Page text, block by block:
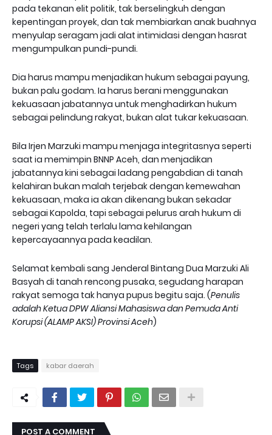
pada tekanan elit politik, tak berselingkuh dengan
kepentingan proyek, dan tak membiarkan anak buahnya
menyulap seragam jadi alat intimidasi dengan hasrat
mengumpulkan pundi-pundi.
Dia harus mampu menjadikan hukum sebagai payung,
bukan palu godam. Ia harus berani menggunakan
kekuasaan jabatannya untuk menghadirkan hukum
sebagai pelindung rakyat, bukan alat tukar kekuasaan.
Bila Irjen Marzuki mampu menjaga integritasnya seperti
saat ia memimpin BNNP Aceh, dan menjadikan
jabatannya kini sebagai ladang pengabdian di tanah
kelahiran bukan malah terjebak dengan kemewahan
kekuasaan, maka ia akan dikenang bukan sekadar
sebagai Kapolda, tapi sebagai pelurus arah hukum di
negeri yang telah terlalu lama kehilangan
kepercayaannya pada keadilan.
Selamat kembali sang Jenderal Bintang Dua Marzuki Ali
Basyah di tanah rencong pusaka, segudang harapan
rakyat semoga tak hanya pupus begitu saja. (Penulis
adalah Ketua DPW Aliansi Mahasiswa dan Pemuda Anti
Korupsi (ALAMP AKSI) Provinsi Aceh)
Tags kabar daerah
POST A COMMENT